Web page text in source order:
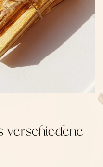
verschiedene